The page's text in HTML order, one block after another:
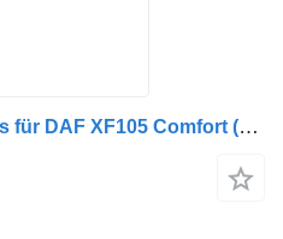
Cabină camion Fahrerhaus für DAF XF105 Comfort (2001-2014) – Galbenă, utilizată LKW